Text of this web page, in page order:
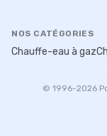
NOS CATÉGORIES
Chauffe-eau à gaz
© 1996-2026